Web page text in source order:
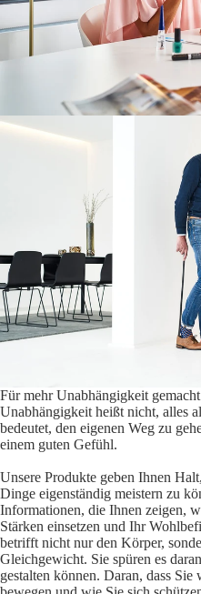
Für mehr Unabhängigkeit gemacht
Unabhängigkeit heißt nicht, alles
bedeutet, den eigenen Weg zu
einem guten Gefühl.
Unsere Produkte geben Ihnen
Dinge eigenständig meistern zu
Informationen, die Ihnen zeigen,
Stärken einsetzen und Ihr
betrifft nicht nur den Körper,
Gleichgewicht. Sie spüren es
gestalten können. Daran, dass